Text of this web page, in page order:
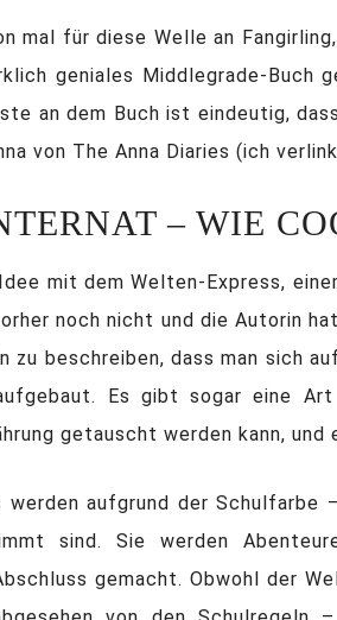
mal für diese Welle an
geniales Middlegrade-Buch
an dem Buch ist eindeutig,
von The Anna Diaries (ich
– WIE
mit dem Welten-Express,
noch nicht und die Autorin
zu beschreiben, dass man sich
Es gibt sogar eine
getauscht werden kann,
werden aufgrund der
sind. Sie werden
gemacht. Obwohl der